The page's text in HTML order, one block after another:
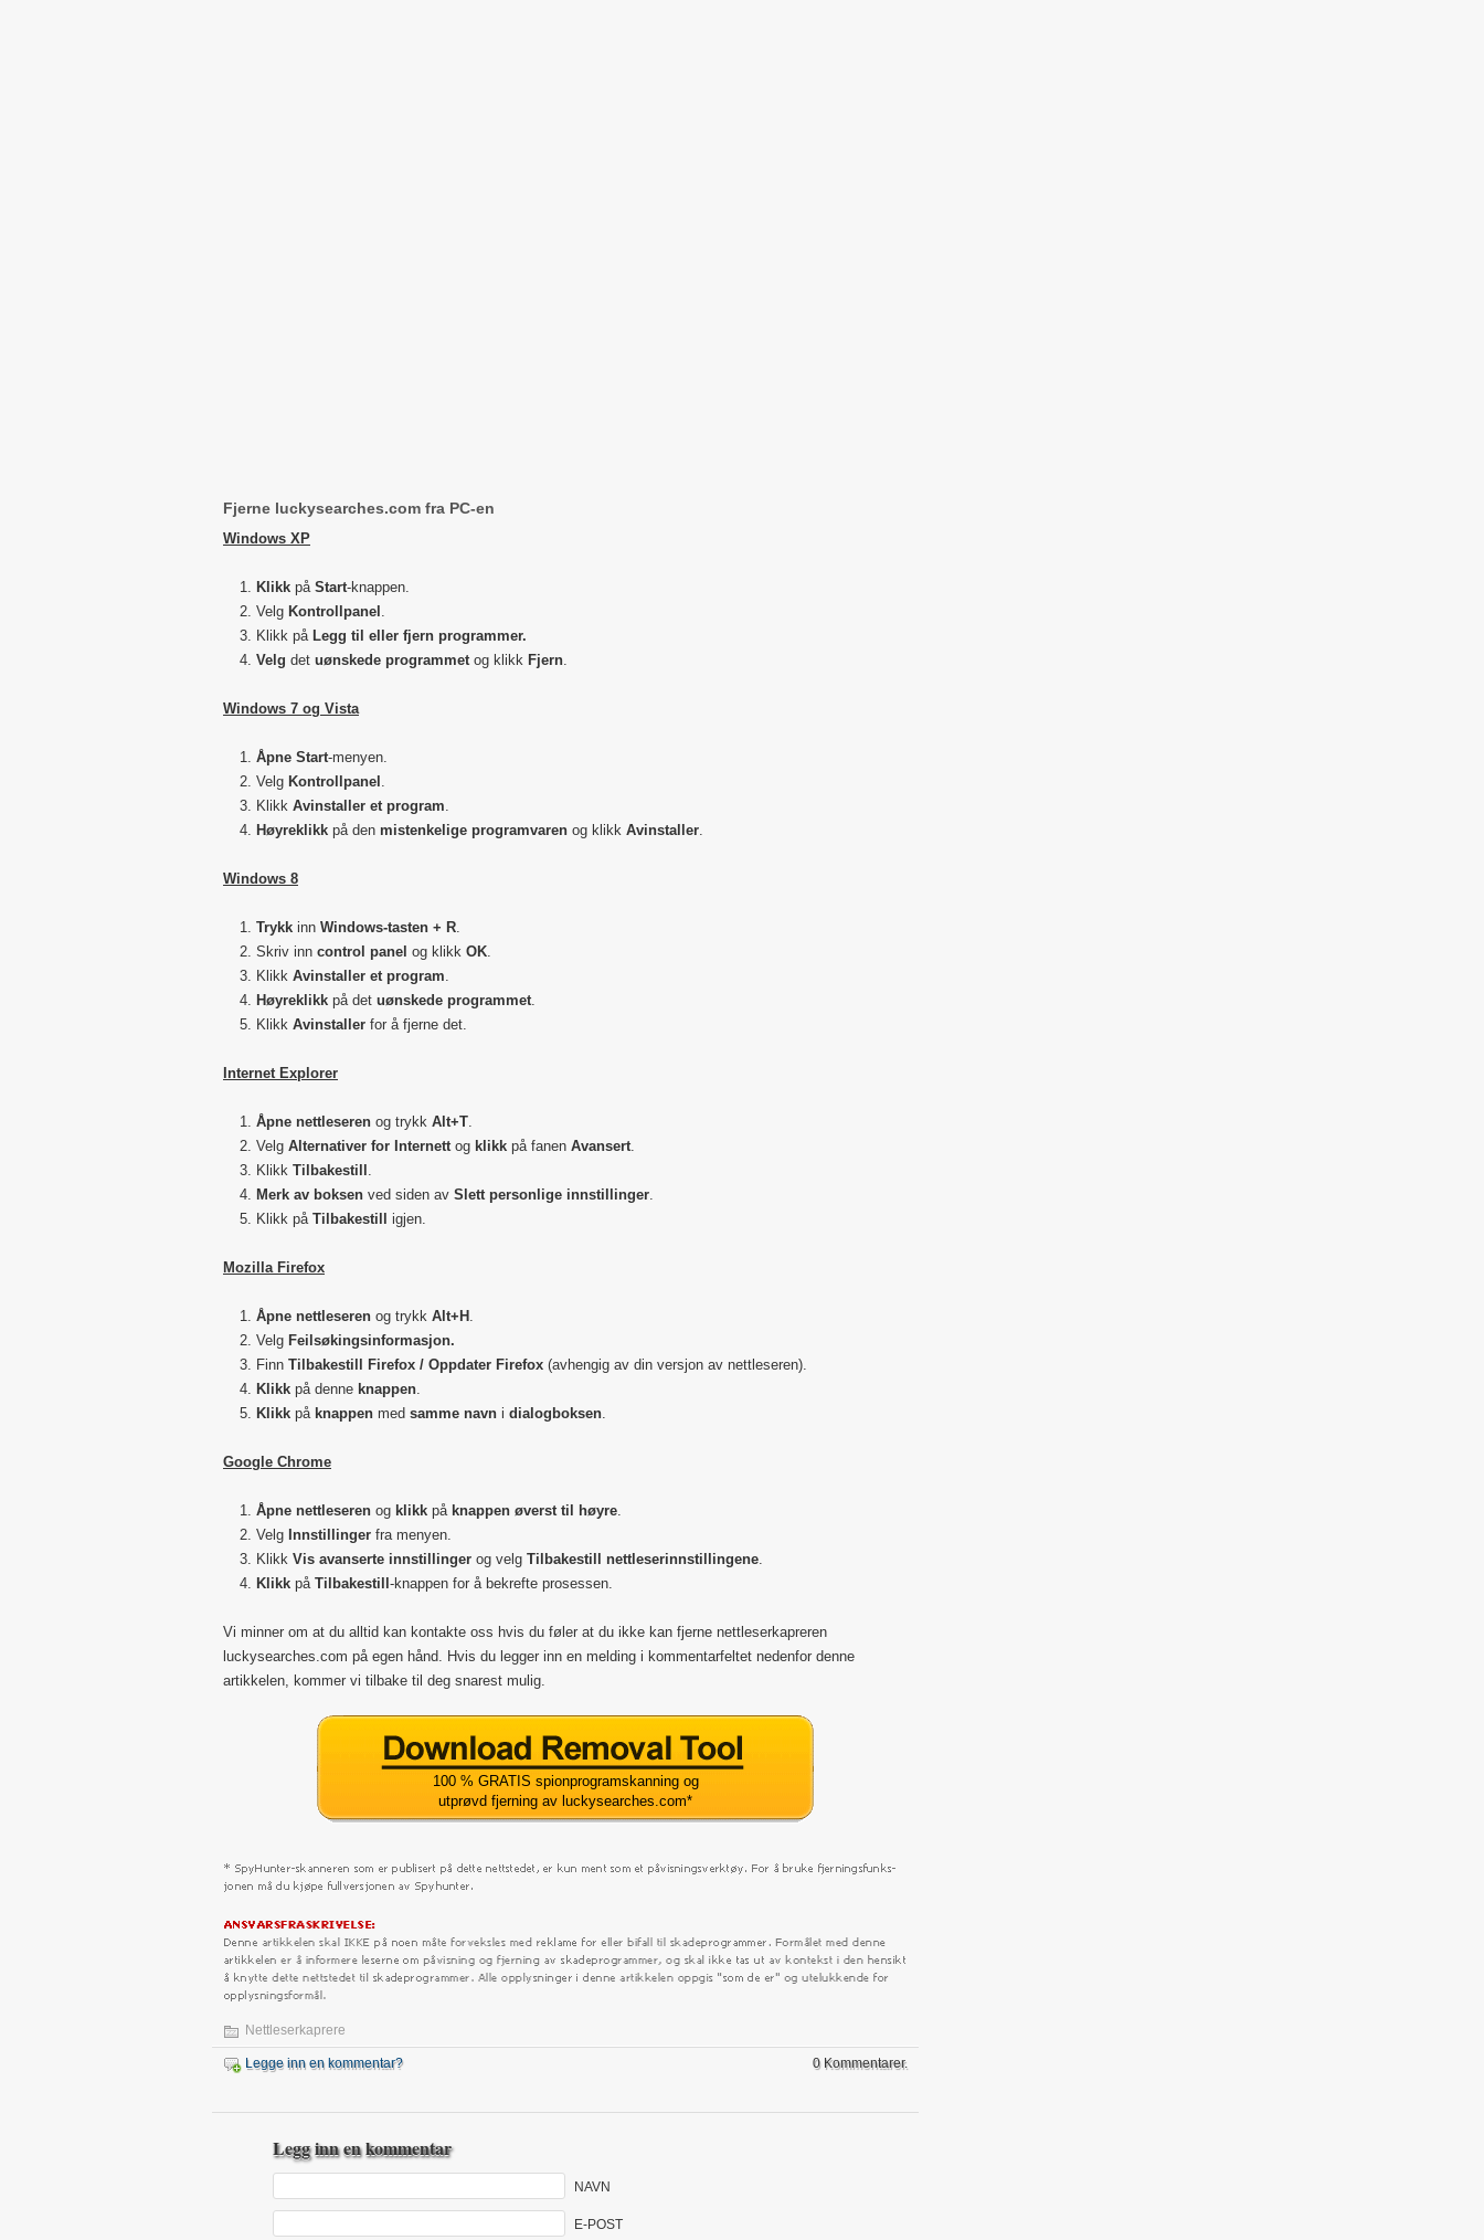
Fjerne luckysearches.com fra PC-en
Windows XP
Klikk på Start-knappen.
Velg Kontrollpanel .
Klikk på Legg til eller fjern programmer.
Velg det uønskede programmetog klikk Fjern.
Windows 7 og Vista
Åpne Start-menyen.
Velg Kontrollpanel .
Klikk Avinstaller et program.
Høyreklikk på den mistenkelige programvaren og klikk Avinstaller.
Windows 8
Trykk inn Windows-tasten + R.
Skriv inn control panel og klikk OK.
Klikk Avinstaller et program.
Høyreklikk på det uønskede programmet.
Klikk Avinstaller for å fjerne det.
Internet Explorer
Åpne nettleseren og trykk Alt+T.
Velg Alternativer for Internettog klikk på fanen Avansert.
Klikk Tilbakestill .
Merk av boksen ved siden av Slett personlige innstillinger.
Klikk på Tilbakestill igjen.
Mozilla Firefox
Åpne nettleseren og trykk Alt+H .
Velg Feilsøkingsinformasjon.
Finn Tilbakestill Firefox / Oppdater Firefox (avhengig av din versjon av nettleseren).
Klikk på denne knappen.
Klikk på knappen med samme navn i dialogboksen.
Google Chrome
Åpne nettleseren og klikk på knappen øverst til høyre.
Velg Innstillinger fra menyen.
Klikk Vis avanserte innstillinger og velg Tilbakestill nettleserinnstillingene.
Klikk på Tilbakestill -knappen for å bekrefte prosessen.
Vi minner om at du alltid kan kontakte oss hvis du føler at du ikke kan fjerne nettleserkapreren
luckysearches.com på egen hånd. Hvis du legger inn en melding i kommentarfeltet nedenfor denne
artikkelen, kommer vi tilbake til deg snarest mulig.
100 % GRATIS spionprogramskanning og
utprøvd fjerning av luckysearches.com*
Nettleserkaprere
Legge inn en kommentar? 0 Kommentarer.
Legg inn en kommentar
NAVN
E-POST